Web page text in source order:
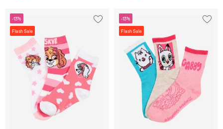
-13%
Flash Sale
-13%
Flash Sale